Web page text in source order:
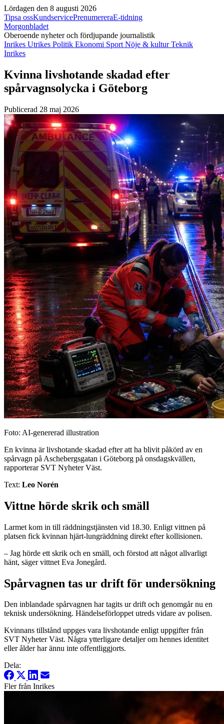
Lördagen den 8 augusti 2026
Tipsa ossKundservicePrenumereraE-tidning
Morgonbladet
Oberoende nyheter och fördjupande journalistik
Inrikes Utrikes Politik Ekonomi Sport Nöje & kulturTeknik
Inrikes
Kvinna livshotande skadad efter
spårvagnsolycka i Göteborg
Publicerad 28 maj 2026
Foto: AI-genererad illustration
En kvinna är livshotande skadad efter att ha blivit påkörd av en
spårvagn på Aschebergsgatan i Göteborg på onsdagskvällen,
rapporterar SVT Nyheter Väst.
Text: Leo Norén
Vittne hörde skrik och smäll
Larmet kom in till räddningstjänsten vid 18.30. Enligt vittnen på
platsen fick kvinnan hjärt-lungräddning direkt efter kollisionen.
– Jag hörde ett skrik och en smäll, och förstod att något allvarligt
hänt, säger vittnet Eva Jonegård.
Spårvagnen tas ur drift för undersökning
Den inblandade spårvagnen har tagits ur drift och genomgår nu en
teknisk undersökning. Händelseförloppet utreds vidare av polisen.
Kvinnans tillstånd uppges vara livshotande enligt uppgifter från
SVT Nyheter Väst. Några ytterligare detaljer om hennes identitet
eller ålder har ännu inte offentliggjorts.
Dela:
Fler från Inrikes